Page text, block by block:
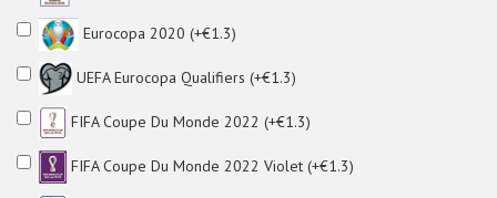
Eurocopa 2020 (+€1.3)
UEFA Eurocopa Qualifiers (+€1.3)
FIFA Coupe Du Monde 2022 (+€1.3)
FIFA Coupe Du Monde 2022 Violet (+€1.3)